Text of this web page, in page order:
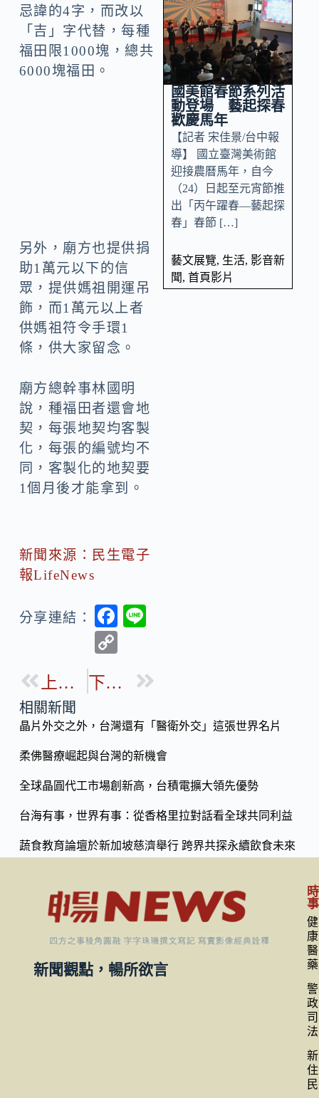
忌諱的4字，而改以
「吉」字代替，每種
福田限1000塊，總共
6000塊福田。
另外，廟方也提供捐
助1萬元以下的信
眾，提供媽祖開運吊
飾，而1萬元以上者
供媽祖符令手環1
條，供大家留念。
廟方總幹事林國明
說，種福田者還會地
契，每張地契均客製
化，每張的編號均不
同，客製化的地契要
1個月後才能拿到。
新聞來源：民生電子
報LifeNews
分享連結：
F
b
o
k
p
Li
n
k
上一篇 下一篇
國美館春節系列活
動登場 藝起探春
歡慶馬年
【記者 宋佳景/台中報
導】 國立臺灣美術館
迎接農曆馬年，自今
（24）日起至元宵節推
出「丙午躍春—藝起探
春」春節 […]
藝文展覽, 生活, 影音新
聞, 首頁影片
相關新聞
晶片外交之外，台灣還有「醫衛外交」這張世界名片
柔佛醫療崛起與台灣的新機會
全球晶圓代工市場創新高，台積電擴大領先優勢
台海有事，世界有事：從香格里拉對話看全球共同利益
蔬食教育論壇於新加坡慈濟舉行 跨界共探永續飲食未來
新聞觀點，暢所欲言
時
事
健
康
醫
藥
警
政
司
法
新
住
民